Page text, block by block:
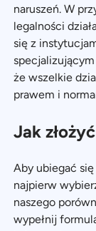
naruszeń. W
legalności
się z
że wszelkie
prawem i
Jak
Aby ubiegać
najpierw
naszego
wypełnij